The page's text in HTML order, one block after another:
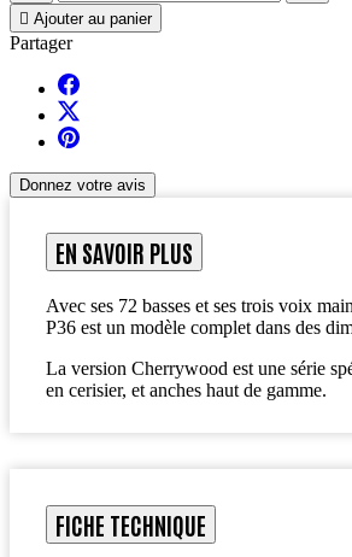
 Ajouter au panier
Partager
Donnez votre avis
EN SAVOIR PLUS
Avec ses 72 basses et ses trois voix
P36 est un modèle complet dans des
La version Cherrywood est une série
en cerisier, et anches haut de gamme.
FICHE TECHNIQUE